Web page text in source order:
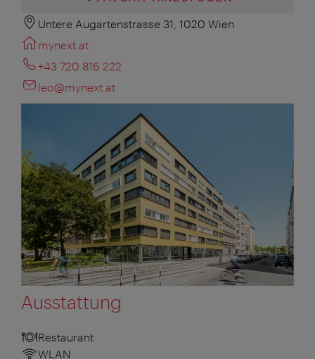
Untere Augartenstrasse 31, 1020 Wien
mynext.at
+43 720 816 222
leo@mynext.at
Ausstattung
Restaurant
WLAN